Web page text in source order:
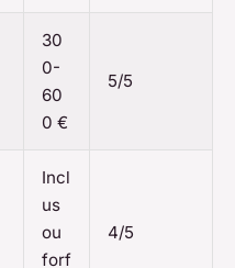
30
0-
60
0 €
5/5
Incl
us
ou
forf
4/5